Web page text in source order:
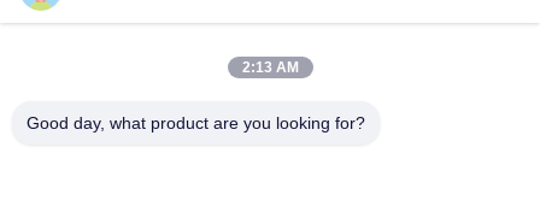
2:13 AM
Good day, what product are you looking for?